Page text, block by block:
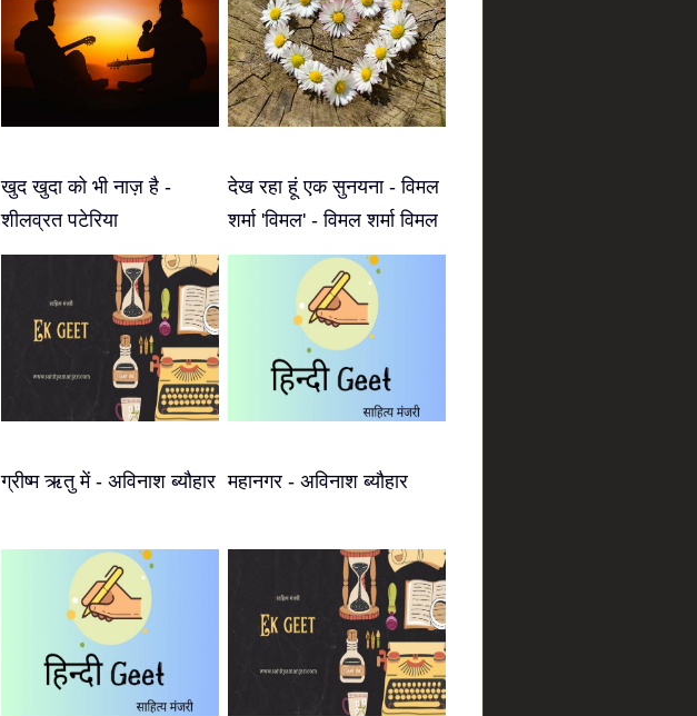
खुद खुदा को भी नाज़ है -
शीलव्रत पटेरिया
देख रहा हूं एक सुनयना - विमल
शर्मा 'विमल' - विमल शर्मा विमल
ग्रीष्म ऋतु में - अविनाश ब्यौहार महानगर - अविनाश ब्यौहार